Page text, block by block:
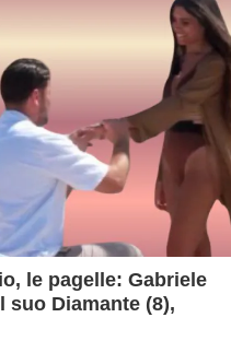
le pagelle: Gabriele
suo Diamante (8),